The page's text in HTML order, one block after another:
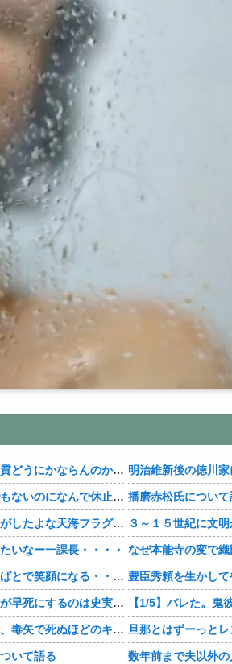
【豊臣兄弟！】この画質どうにかならんのか・・・？
【豊臣兄弟！】選挙でもないのになんで休止・・・？
【豊臣兄弟！】光秀逃がしたよな天海フラグすぎる・・・・
いなー一課長・・・・
【おすすめ漫画】よつばとで笑顔になる・・・・
【豊臣兄弟！】与一郎が早死にするのは史実なの・・・？
【豊臣兄弟！】与一郎、毒矢で死ぬほどのキャラだったっけ・・・・
いて語る
明治維新後の徳川
播磨赤松氏について
豊臣秀頼を生かし